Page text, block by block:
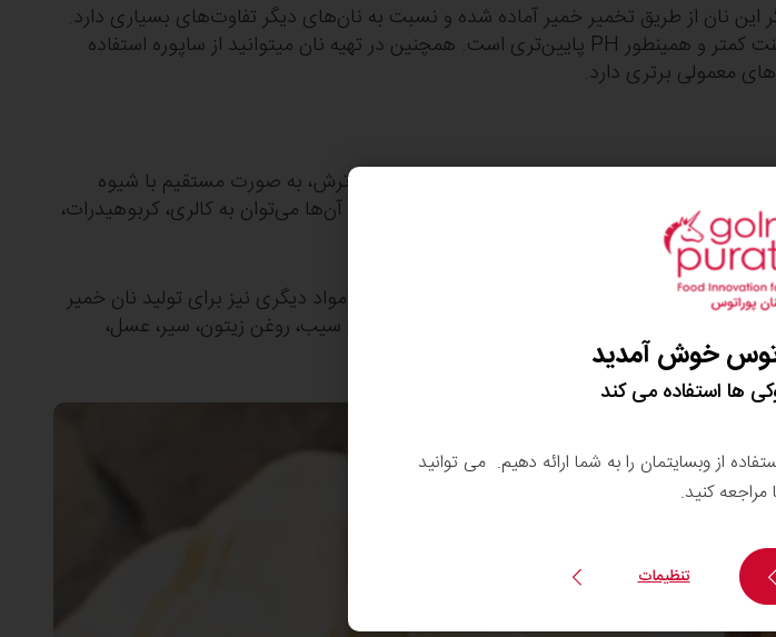
نان از طریق تخمیر خمیر آماده شده و نسبت به نان‌های دیگر تفاوت‌های بسیاری دارد.
برای مثال، نان خمیر ترش نسبت به دیگر انواع نان دارای گلوتن کمتر، مقدار آنتی نوترینت کمتر و همینطور PH پایین‌تری است. همچنین در تهیه نان میتوانید از ساپوره استفاده
معمولی برتری دارد.
متنوعی است. به بیان دیگر، ارزش غذایی نان خمیر ترش، به صورت مستقیم با شیوه
به میزان مناسبی در این نان موجود هستند که از جمله آن‌‌ها می‌توان به کالری، کربوهیدرات،
نیاز برای تهیه آن هستند. اما در بسیاری از موارد، مواد دیگری نیز برای تولید نان خمیر
(گندم سیاه)، جو، گندم آلمانی، تخم کتان، سرکه سیب، روغن زیتون، سیر، عسل،
خوش آمدید
ها استفاده می کند
از وبسایتمان را به شما ارائه دهیم. می توانید
کنید.
تنظیمات